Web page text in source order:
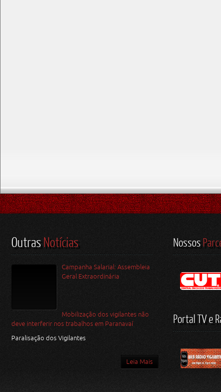
OutrasNotícias
Campanha Salarial: Assembleia
Geral Extraordinária
Mobilização dos vigilantes não
deve interferir nos trabalhos em Paranavaí
Paralisação dos Vigilantes
Leia Mais
Nossos
Portal TV e